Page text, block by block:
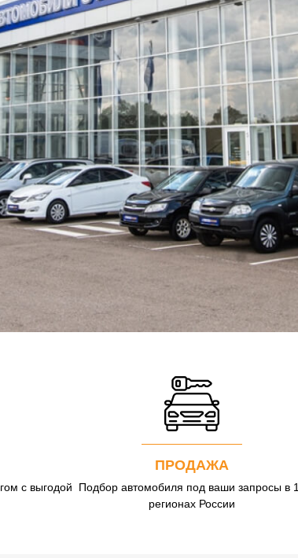
с выгодой
ПРОДАЖА
Подбор автомобиля под ваши запросы в
регионах России